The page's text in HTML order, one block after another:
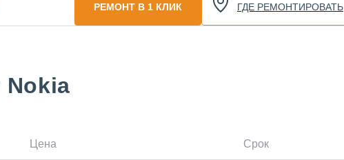
РЕМОНТ В 1 КЛИК ГДЕ РЕМОНТИРОВАТЬ
Nokia
Цена Срок